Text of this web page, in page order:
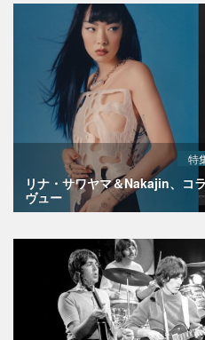
特
リナ・サワヤマ＆Nakajin、コ
ヴュー